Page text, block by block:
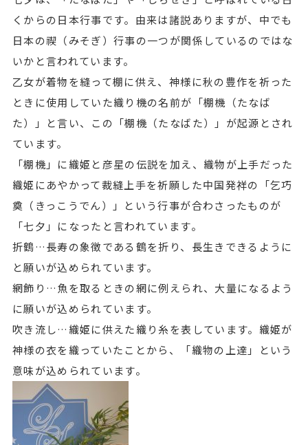
くからの日本行事です。由来は諸説ありますが、中でも
日本の禊（みそぎ）行事の一つが関係しているのではな
いかと言われています。
乙女が着物を縫って棚に供え、神様に秋の豊作を祈った
ときに使用していた織り機の名前が「棚機（たなば
た）」と言い、この「棚機（たなばた）」が起源とされ
ています。
「棚機」に織姫と彦星の伝説を加え、織物が上手だった
織姫にあやかって裁縫上手を祈願した中国発祥の「乞巧
奠（きっこうでん）」という行事が合わさったものが
「七夕」になったと言われています。
折鶴…長寿の象徴である鶴を折り、長生きできるように
と願いが込められています。
網飾り…魚を取るときの網に例えられ、大量になるよう
に願いが込められています。
吹き流し…織姫に供えた織り糸を表しています。織姫が
神様の衣を織っていたことから、「織物の上達」という
意味が込められています。